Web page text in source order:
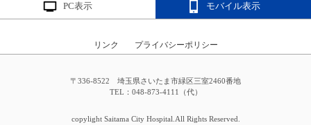
PC表示 モバイル表示
リンク プライバシーポリシー
〒336-8522 埼玉県さいたま市緑区三室2460番地
TEL：048-873-4111（代）
copylight Saitama City Hospital.All Rights Reserved.